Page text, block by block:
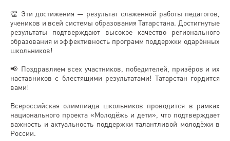
👏 Эти достижения — результат слаженной работы педагогов,
учеников и всей системы образования Татарстана. Достигнутые
результаты подтверждают высокое качество регионального
образования и эффективность программ поддержки одарённых
школьников!
📢 Поздравляем всех участников, победителей, призёров и их
наставников с блестящими результатами! Татарстан гордится
вами!
Всероссийская олимпиада школьников проводится в рамках
национального проекта «Молодёжь и дети», что подтверждает
важность и актуальность поддержки талантливой молодёжи в
России.